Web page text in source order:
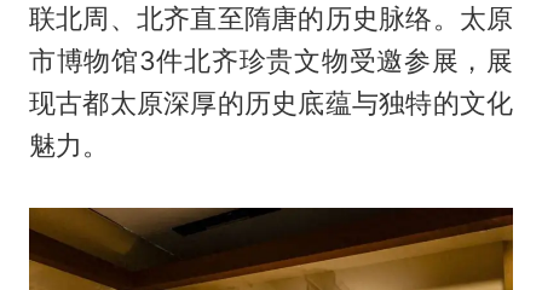
联北周、北齐直至隋唐的历史脉络。太原
市博物馆3件北齐珍贵文物受邀参展，展
现古都太原深厚的历史底蕴与独特的文化
魅力。